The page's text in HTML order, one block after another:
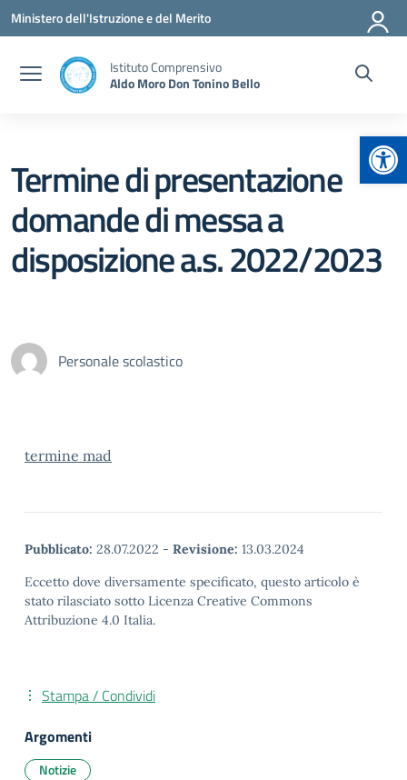
Vai ai contenuti
Vai al menu di navigazione
Vai al footer
Ministero dell'Istruzione e del Merito
Istituto Comprensivo
Aldo Moro Don Tonino Bello
Termine di presentazione
domande di messa a
disposizione a.s. 2022/2023
Personale scolastico
termine mad
Pubblicato: 28.07.2022 - Revisione: 13.03.2024
Eccetto dove diversamente specificato, questo articolo è
stato rilasciato sotto Licenza Creative Commons
Attribuzione 4.0 Italia.
Stampa / Condividi
Argomenti
Notizie